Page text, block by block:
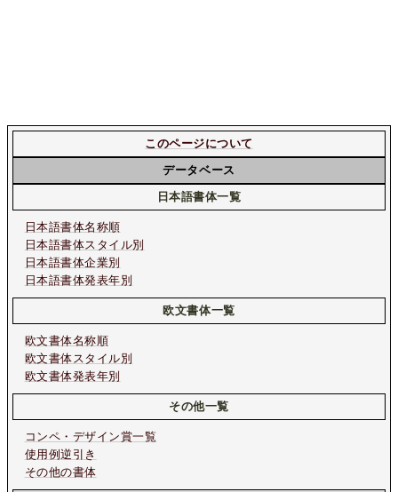
このページについて
データベース
日本語書体一覧
日本語書体名称順
日本語書体スタイル別
日本語書体企業別
日本語書体発表年別
欧文書体一覧
欧文書体名称順
欧文書体スタイル別
欧文書体発表年別
その他一覧
コンペ・デザイン賞一覧
使用例逆引き
その他の書体